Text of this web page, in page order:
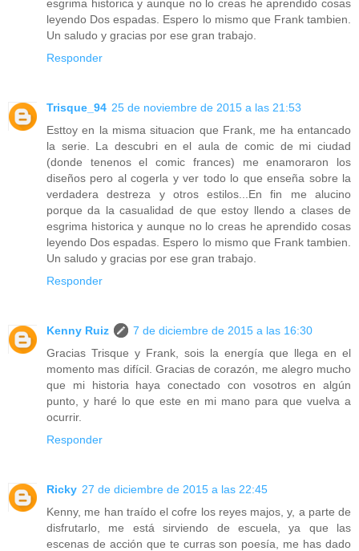
esgrima historica y aunque no lo creas he aprendido cosas
leyendo Dos espadas. Espero lo mismo que Frank tambien.
Un saludo y gracias por ese gran trabajo.
Responder
Trisque_94 25 de noviembre de 2015 a las 21:53
Esttoy en la misma situacion que Frank, me ha entancado
la serie. La descubri en el aula de comic de mi ciudad
(donde tenenos el comic frances) me enamoraron los
diseños pero al cogerla y ver todo lo que enseña sobre la
verdadera destreza y otros estilos...En fin me alucino
porque da la casualidad de que estoy llendo a clases de
esgrima historica y aunque no lo creas he aprendido cosas
leyendo Dos espadas. Espero lo mismo que Frank tambien.
Un saludo y gracias por ese gran trabajo.
Responder
Kenny Ruiz
7 de diciembre de 2015 a las 16:30
Gracias Trisque y Frank, sois la energía que llega en el
momento mas difícil. Gracias de corazón, me alegro mucho
que mi historia haya conectado con vosotros en algún
punto, y haré lo que este en mi mano para que vuelva a
ocurrir.
Responder
Ricky 27 de diciembre de 2015 a las 22:45
Kenny, me han traído el cofre los reyes majos, y, a parte de
disfrutarlo, me está sirviendo de escuela, ya que las
escenas de acción que te curras son poesía, me has dado